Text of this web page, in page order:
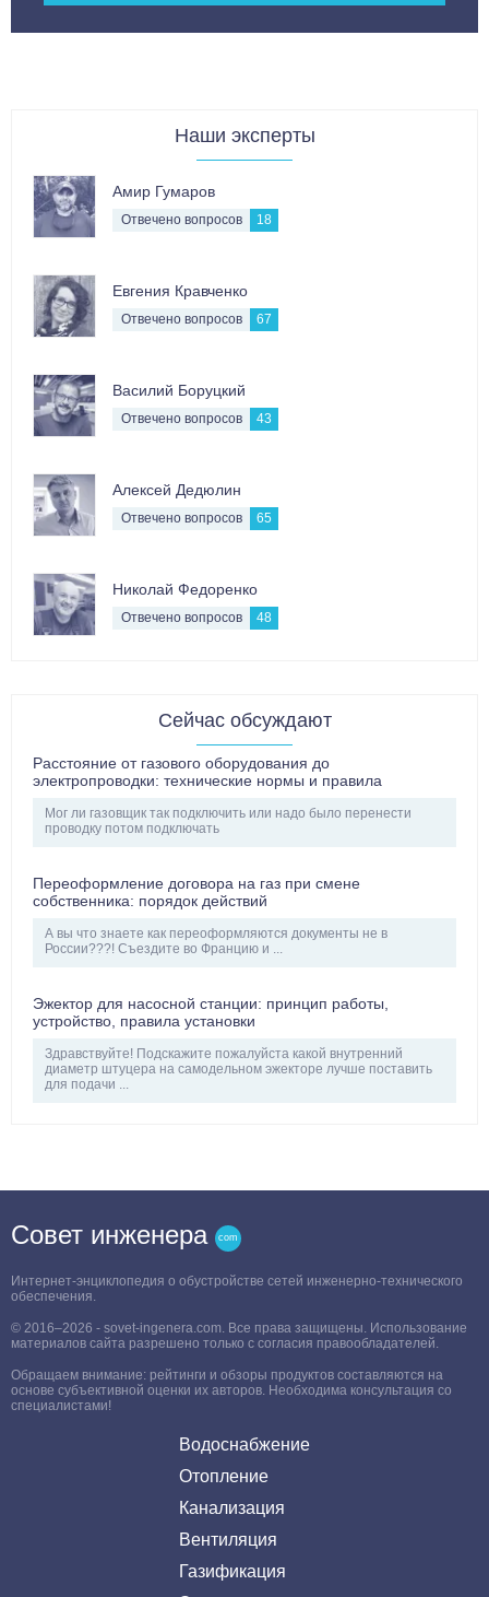
Наши эксперты
Амир Гумаров
Отвечено вопросов 18
Евгения Кравченко
Отвечено вопросов 67
Василий Боруцкий
Отвечено вопросов 43
Алексей Дедюлин
Отвечено вопросов 65
Николай Федоренко
Отвечено вопросов 48
Сейчас обсуждают
Расстояние от газового оборудования до
электропроводки: технические нормы и правила
Мог ли газовщик так подключить или надо было перенести
проводку потом подключать
Переоформление договора на газ при смене
собственника: порядок действий
А вы что знаете как переоформляются документы не в
России???! Съездите во Францию и ...
Эжектор для насосной станции: принцип работы,
устройство, правила установки
Здравствуйте! Подскажите пожалуйста какой внутренний
диаметр штуцера на самодельном эжекторе лучше поставить
для подачи ...
Совет инженера
Интернет-энциклопедия о обустройстве сетей инженерно-технического
обеспечения.
© 2016–2026 - sovet-ingenera.com. Все права защищены. Использование
материалов сайта разрешено только с согласия правообладателей.
Обращаем внимание: рейтинги и обзоры продуктов составляются на
основе субъективной оценки их авторов. Необходима консультация со
специалистами!
Водоснабжение
Отопление
Канализация
Вентиляция
Газификация